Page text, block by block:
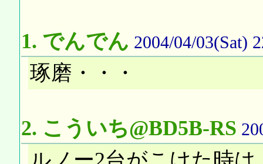
1. でんでん 2004/04/03(Sat)
琢磨・・・
2. こういち@BD5B-RS